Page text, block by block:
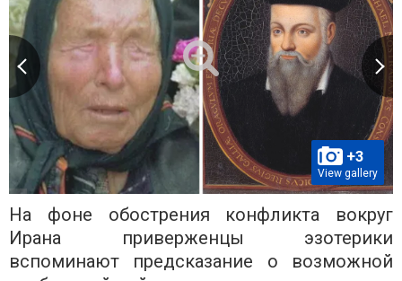
+3
View gallery
На фоне обострения конфликта вокруг
Ирана приверженцы эзотерики
вспоминают предсказание о возможной